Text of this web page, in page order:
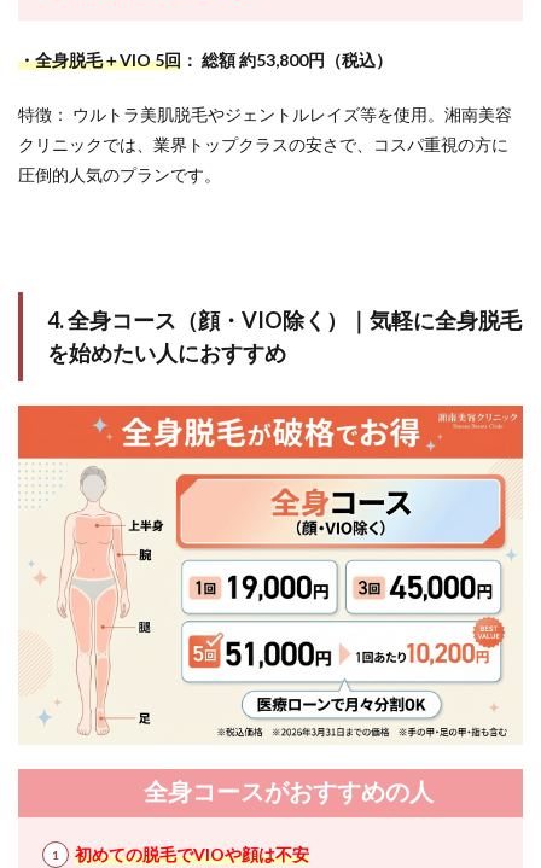
・全身脱毛＋VIO 5回 ： 総額 約53,800円（税込）
特徴： ウルトラ美肌脱毛やジェントルレイズ等を使用。湘南美容
クリニックでは、業界トップクラスの安さで、コスパ重視の方に
圧倒的人気のプランです。
4. 全身コース（顔・VIO除く）｜気軽に全身脱毛
を始めたい人におすすめ
全身コースがおすすめの人
初めての脱毛でVIOや顔は不安